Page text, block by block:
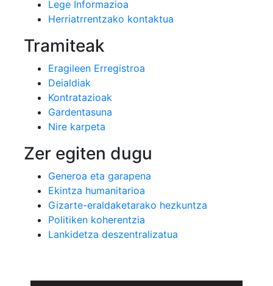
Lege Informazioa
Herriatrrentzako kontaktua
Tramiteak
Eragileen Erregistroa
Deialdiak
Kontratazioak
Gardentasuna
Nire karpeta
Zer egiten dugu
Generoa eta garapena
Ekintza humanitarioa
Gizarte-eraldaketarako hezkuntza
Politiken koherentzia
Lankidetza deszentralizatua